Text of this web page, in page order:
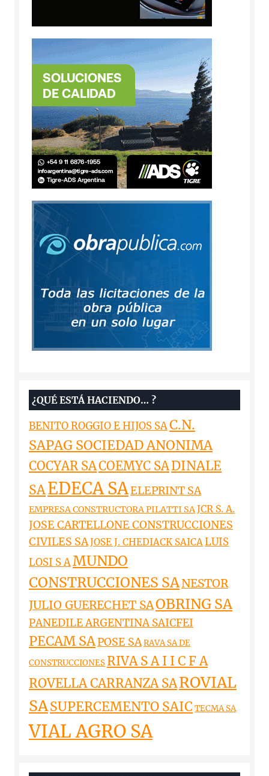
¿QUÉ ESTÁ HACIENDO… ?
BENITO ROGGIO E HIJOS SAC.N.
SAPAG SOCIEDAD ANONIMA
COCYAR SACOEMYC SADINALE
SAEDECA SAELEPRINT SA
EMPRESA CONSTRUCTORA PILATTI SAJCR S. A.
JOSE CARTELLONE CONSTRUCCIONES
CIVILES SAJOSE J. CHEDIACK SAICA LUIS
LOSI S AMUNDO
CONSTRUCCIONES SANESTOR
JULIO GUERECHET SAOBRING SA
PANEDILE ARGENTINA SAICFEI
PECAM SAPOSE SARAVA SA DE
CONSTRUCCIONES RIVA S A I I C F A
ROVELLA CARRANZA SAROVIAL
SASUPERCEMENTO SAIC TECMA SA
VIAL AGRO SA